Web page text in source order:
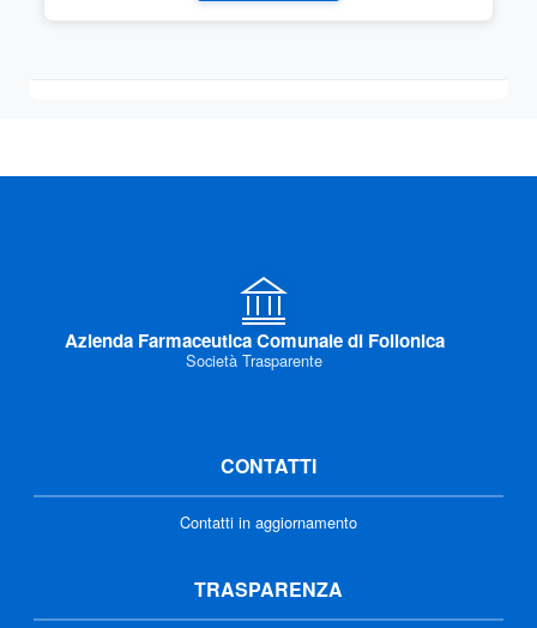
Azienda Farmaceutica Comunale di Follonica
Società Trasparente
CONTATTI
Contatti in aggiornamento
TRASPARENZA